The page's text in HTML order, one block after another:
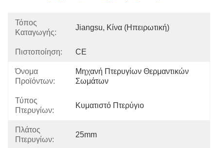
Τόπος
Καταγωγής:
Jiangsu, Κίνα (Ηπειρωτική)
Πιστοποίηση: CE
Όνομα
Προϊόντων:
Μηχανή Πτερυγίων Θερμαντικών
Σωμάτων
Τύπος
Πτερυγίων:
Κυματιστό Πτερύγιο
Πλάτος
Πτερυγίων:
25mm